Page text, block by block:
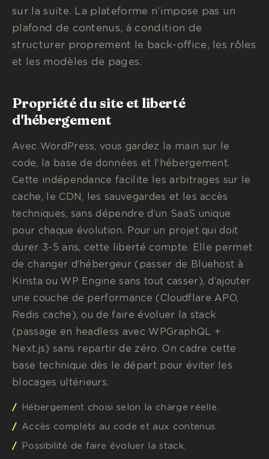
sur la suite. La plateforme n’impose pas un
plafond de contenus, à condition de
structurer proprement le back-office, les rôles
et les modèles de pages.
Propriété du site et liberté
d'hébergement
Avec WordPress, vous gardez la main sur le
code, la base de données et l’hébergement.
Cette indépendance facilite les arbitrages sur le
cache, le CDN, les sauvegardes et les accès
techniques, sans dépendre d’un SaaS unique
pour chaque évolution. Pour un projet qui doit
durer 3-5 ans, cette liberté compte. Elle permet
de changer d’hébergeur (passer de Bluehost à
Kinsta ou WP Engine sans tout casser), d’ajouter
une couche de performance (Cloudflare APO,
Redis cache), ou de faire évoluer la stack
(passage en headless avec WPGraphQL +
Next.js) sans repartir de zéro. On cadre cette
base technique dès le départ pour éviter les
blocages ultérieurs.
Hébergement choisi selon la charge réelle.
Accès complets au code et aux contenus.
Possibilité de faire évoluer la stack.